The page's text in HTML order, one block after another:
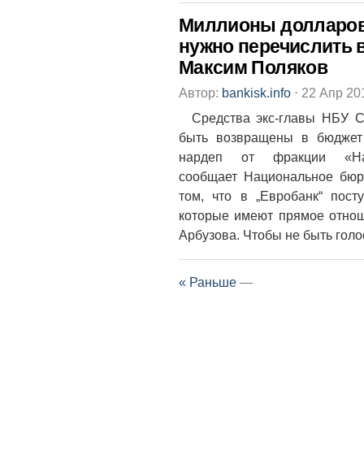
Миллионы
нужно перечислить
Максим Поляков
Автор: bankisk.info ⋅ 22 Апр
Средства экс-главы НБУ
быть возвращены в
нардеп от фракции
сообщает Национальное
том, что в „Евробанк“
которые имеют прямое
Арбузова. Чтобы не быть
« Раньше —